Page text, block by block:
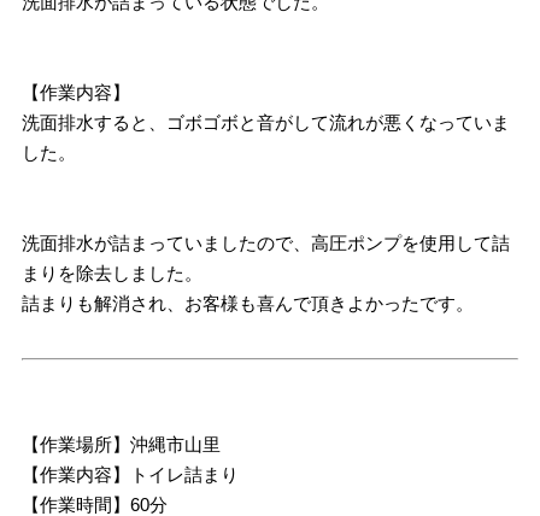
【作業内容】
洗面排水すると、ゴボゴボと音がして流れが悪くなっていま
した。
洗面排水が詰まっていましたので、高圧ポンプを使用して詰
まりを除去しました。
詰まりも解消され、お客様も喜んで頂きよかったです。
【作業場所】沖縄市山里
【作業内容】トイレ詰まり
【作業時間】60分